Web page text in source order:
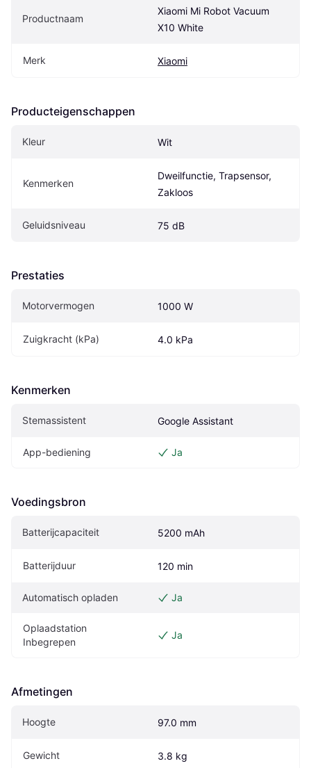
Productnaam
Xiaomi Mi Robot Vacuum
X10 White
Merk Xiaomi
Producteigenschappen
Kleur Wit
Kenmerken
Dweilfunctie, Trapsensor,
Zakloos
Geluidsniveau 75 dB
Prestaties
Motorvermogen 1000 W
Zuigkracht (kPa) 4.0 kPa
Kenmerken
Stemassistent Google Assistant
App-bediening Ja
Voedingsbron
Batterijcapaciteit 5200 mAh
Batterijduur 120 min
Automatisch opladen Ja
Oplaadstation
Inbegrepen
Ja
Afmetingen
Hoogte 97.0 mm
Gewicht 3.8 kg